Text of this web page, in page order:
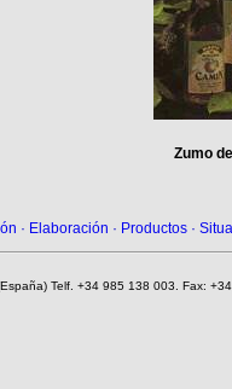
Zumo
· Elaboración · Productos·
Telf. +34 985 138 003. Fax: